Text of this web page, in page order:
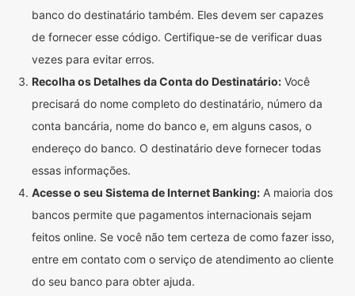
banco do destinatário também. Eles devem ser capazes
de fornecer esse código. Certifique-se de verificar duas
vezes para evitar erros.
Recolha os Detalhes da Conta do Destinatário: Você
precisará do nome completo do destinatário, número da
conta bancária, nome do banco e, em alguns casos, o
endereço do banco. O destinatário deve fornecer todas
essas informações.
Acesse o seu Sistema de Internet Banking: A maioria dos
bancos permite que pagamentos internacionais sejam
feitos online. Se você não tem certeza de como fazer isso,
entre em contato com o serviço de atendimento ao cliente
do seu banco para obter ajuda.